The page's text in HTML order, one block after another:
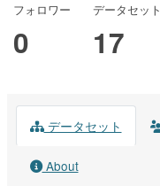
フォロワー
0
データセット
17
データセット
About